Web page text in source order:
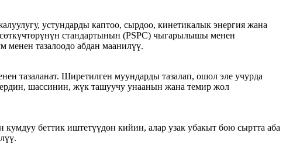
устундарды каптоо, сырдоо, кинетикалык энергия жана
стандартынын (PSPC) чыгарылышы менен
менен тазалоодо абдан маанилүү.
тазаланат. Ширетилген муундарды тазалап, ошол эле учурда
шассинин, жүк ташуучу унаанын жана темир жол
беттик иштетүүдөн кийин, алар узак убакыт бою сыртта аба